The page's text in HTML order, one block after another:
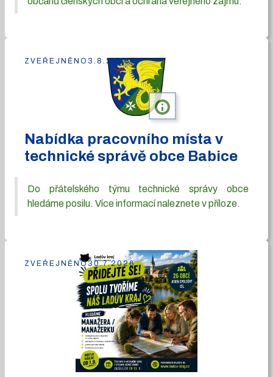
info
Nabídka pracovního místa v
technické správě obce Babice
Do přátelského týmu technické správy obce
hledáme posilu. Více informací naleznete v příloze.
ZVEŘEJNĚNO 3.8.2026
ZVEŘEJNĚNO30.7.2026